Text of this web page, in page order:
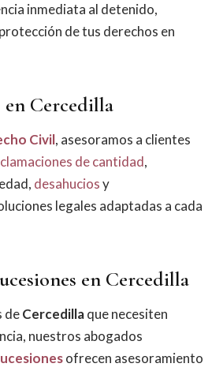
inmediata al detenido,
de tus derechos en
Cercedilla
Civil, asesoramos a clientes
de cantidad,
desahuciosy
legales adaptadas a cada
en Cercedilla
deCercedillaque necesiten
nuestros abogados
ofrecen asesoramiento